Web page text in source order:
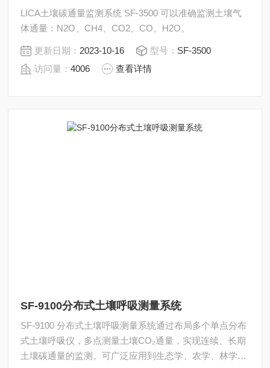
LICA土壤碳通量监测系统 SF-3500 可以准确监测土壤气
体通量：N2O、CH4、CO2、CO、H2O。
更新日期： 2023-10-16 型号： SF-3500
访问量：4006 查看详情
SF-9100分布式土壤呼吸测量系统
SF-9100 分布式土壤呼吸测量系统通过布局多个单点分布
式土壤呼吸仪，多点测量土壤CO₂通量，实现连续、长期
土壤碳通量的监测。可广泛应用到生态学、农学、林学、